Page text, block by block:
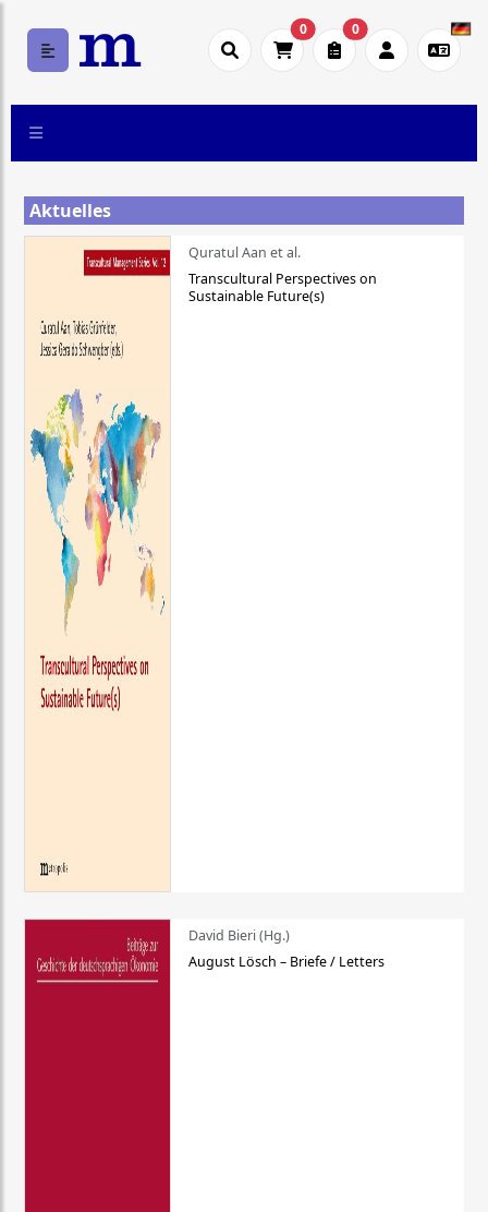
0 0
Aktuelles
Quratul Aan et al.
Transcultural Perspectives on
Sustainable Future(s)
David Bieri (Hg.)
August Lösch – Briefe / Letters